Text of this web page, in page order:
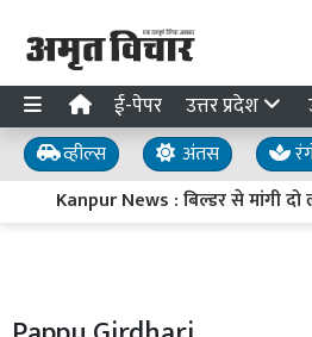
ई-पेपर उत्तर प्रदेश
व्हील्स अंतस
Kanpur News : बिल्डर से मांगी